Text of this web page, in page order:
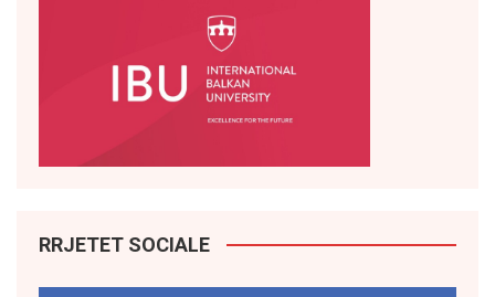
RRJETET SOCIALE